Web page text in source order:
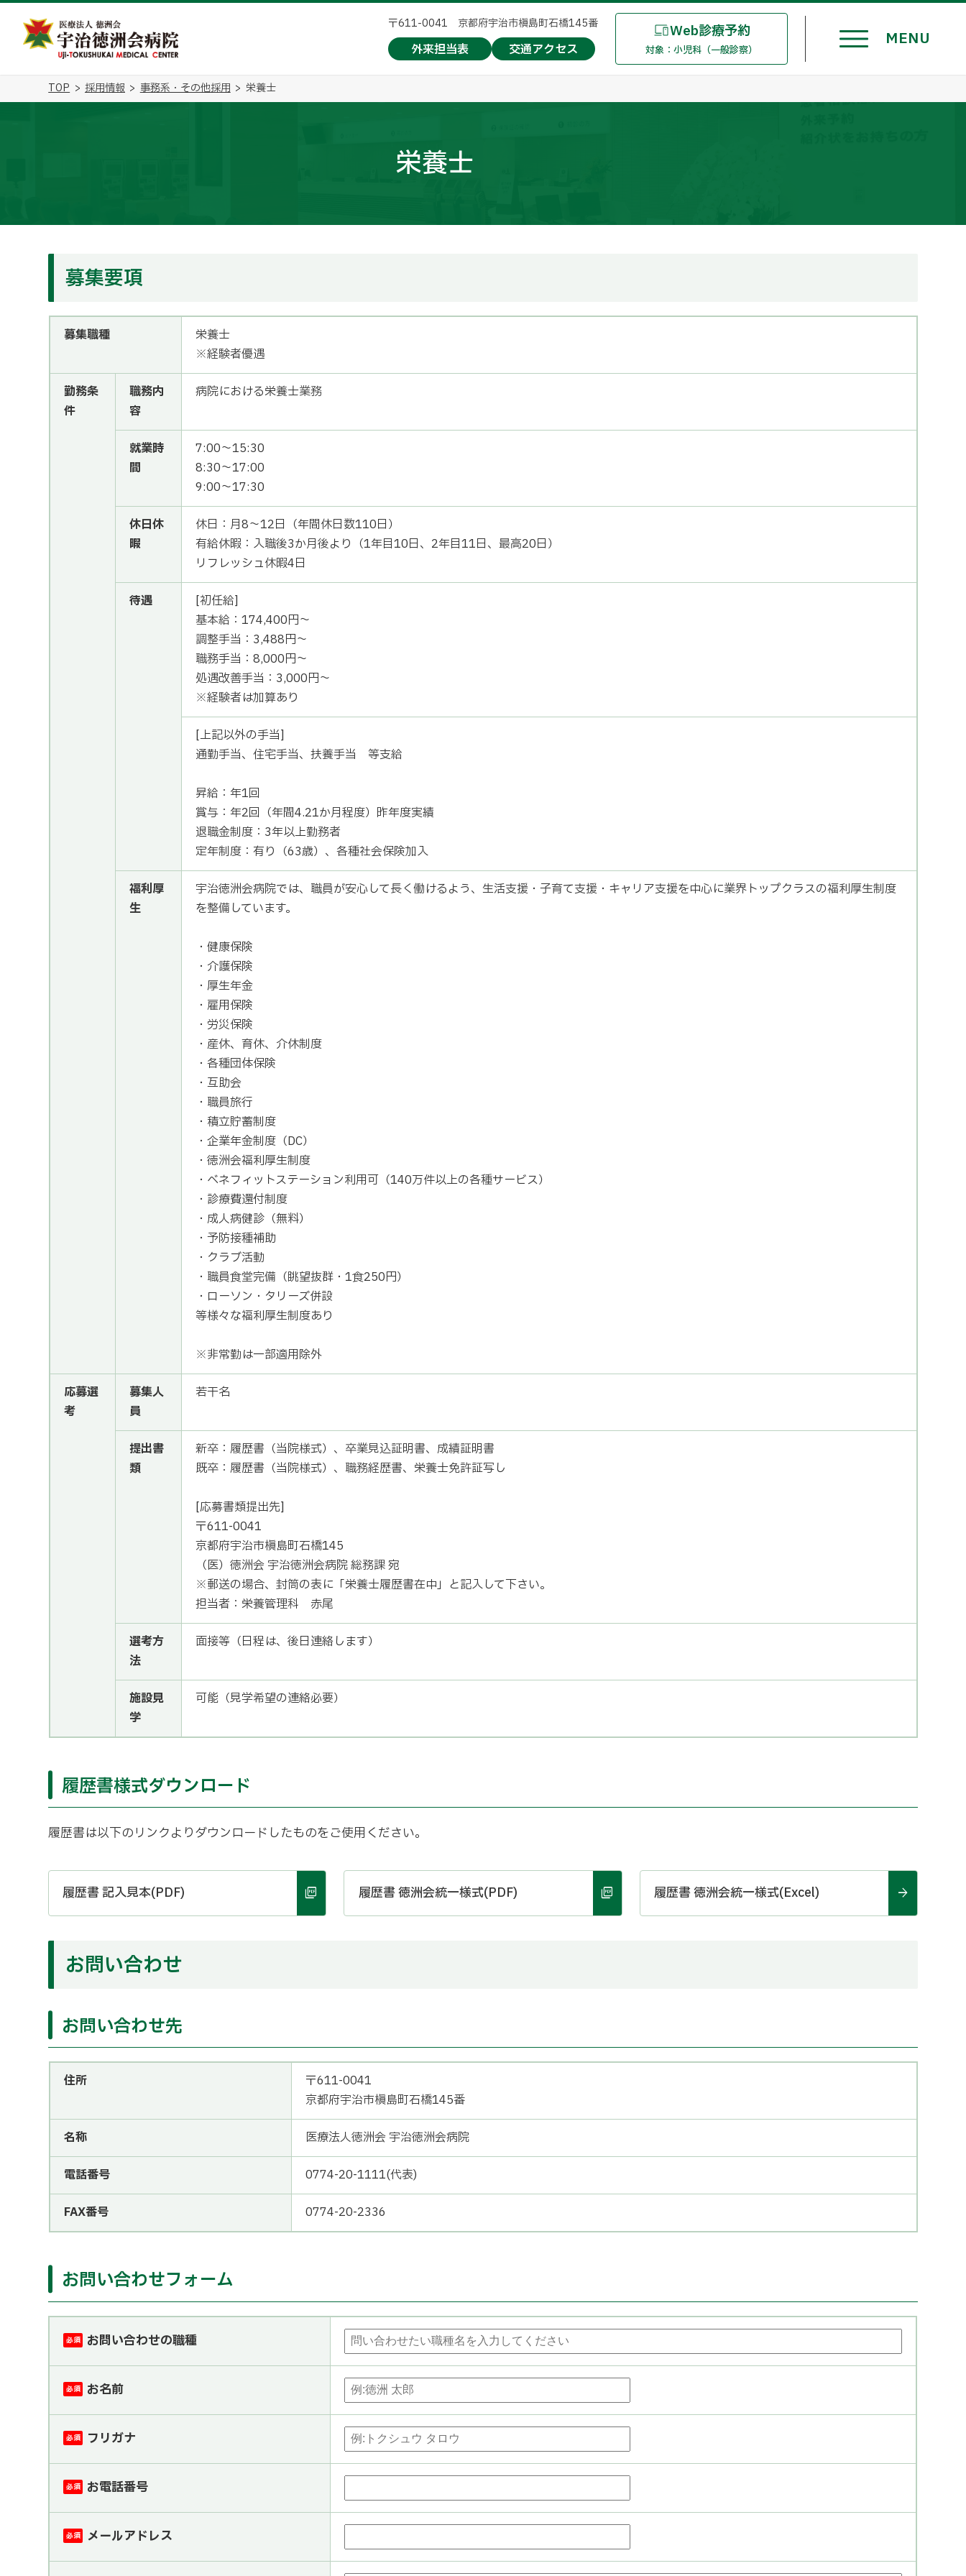
〒611-0041 京都府宇治市槇島町石橋145番
外来担当表 交通アクセス
Web診療予約
対象：小児科（一般診察）
TOP 採用情報 事務系・その他採用 栄養士
栄養士
募集要項
募集職種
栄養士
※経験者優遇
勤務条
件
職務内
容
病院における栄養士業務
就業時
間
7:00～15:30
8:30～17:00
9:00～17:30
休日休
暇
休日：月8～12日（年間休日数110日）
有給休暇：入職後3か月後より（1年目10日、2年目11日、最高20日）
リフレッシュ休暇4日
待遇
[初任給]
基本給：174,400円～
調整手当：3,488円～
職務手当：8,000円～
処遇改善手当：3,000円～
※経験者は加算あり
[上記以外の手当]
通勤手当、住宅手当、扶養手当 等支給
昇給：年1回
賞与：年2回（年間4.21か月程度）昨年度実績
退職金制度：3年以上勤務者
定年制度：有り（63歳）、各種社会保険加入
福利厚
生
宇治徳洲会病院では、職員が安心して長く働けるよう、生活支援・子育て支援・キャリア支援を中心に業界トップクラスの福利厚生制度
を整備しています。
・健康保険
・介護保険
・厚生年金
・雇用保険
・労災保険
・産休、育休、介休制度
・各種団体保険
・互助会
・職員旅行
・積立貯蓄制度
・企業年金制度（DC）
・徳洲会福利厚生制度
・ベネフィットステーション利用可（140万件以上の各種サービス）
・診療費還付制度
・成人病健診（無料）
・予防接種補助
・クラブ活動
・職員食堂完備（眺望抜群・1食250円）
・ローソン・タリーズ併設
等様々な福利厚生制度あり
※非常勤は一部適用除外
応募選
考
募集人
員
若干名
提出書
類
新卒：履歴書（当院様式）、卒業見込証明書、成績証明書
既卒：履歴書（当院様式）、職務経歴書、栄養士免許証写し
[応募書類提出先]
〒611-0041
京都府宇治市槇島町石橋145
（医）徳洲会 宇治徳洲会病院 総務課 宛
※郵送の場合、封筒の表に「栄養士履歴書在中」と記入して下さい。
担当者：栄養管理科 赤尾
選考方
法
面接等（日程は、後日連絡します）
施設見
学
可能（見学希望の連絡必要）
履歴書様式ダウンロード
履歴書は以下のリンクよりダウンロードしたものをご使用ください。
履歴書 記入見本(PDF) 履歴書 徳洲会統一様式(PDF) 履歴書 徳洲会統一様式(Excel)
お問い合わせ
お問い合わせ先
住所
〒611-0041
京都府宇治市槇島町石橋145番
名称 医療法人徳洲会 宇治徳洲会病院
電話番号 0774-20-1111(代表)
FAX番号 0774-20-2336
お問い合わせフォーム
必須 お問い合わせの職種
必須 お名前
必須 フリガナ
必須 お電話番号
必須 メールアドレス